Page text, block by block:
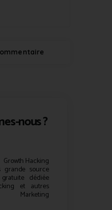
nous ?
Growth Hacking
grande source
gratuite dédiée
et autres
Marketing